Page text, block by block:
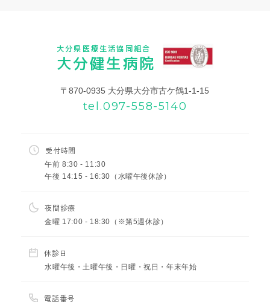
大分県医療生活協同組合
大分健生病院
〒870-0935 大分県大分市古ケ鶴1-1-15
tel.097-558-5140
受付時間
午前 8:30 - 11:30
午後 14:15 - 16:30（水曜午後休診）
夜間診療
金曜 17:00 - 18:30（※第5週休診）
休診日
水曜午後・土曜午後・日曜・祝日・年末年始
電話番号